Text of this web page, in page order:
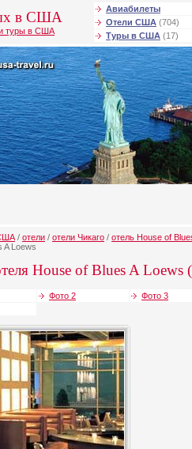
в США
туры в США
Авиабилеты
Отели США (704)
Туры в США (17)
/ отели / отели Чикаго / отель House of
A Loews
House of Blues A Loews
Фото 2
Фото 3